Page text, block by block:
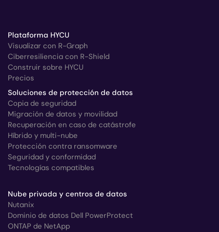
Plataforma HYCU
Visualizar con R-Graph
Ciberresiliencia con R-Shield
Construir sobre HYCU
Precios
Soluciones de protección de datos
Copia de seguridad
Migración de datos y movilidad
Recuperación en caso de catástrofe
Híbrido y multi-nube
Protección contra ransomware
Seguridad y conformidad
Tecnologías compatibles
Nube privada y centros de datos
Nutanix
Dominio de datos Dell PowerProtect
ONTAP de NetApp